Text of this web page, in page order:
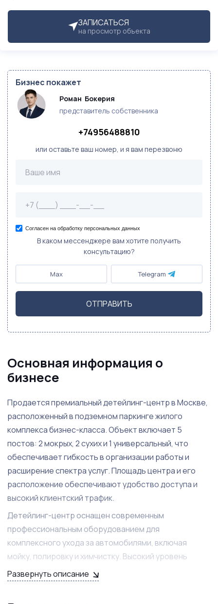
ЗАПИСАТЬСЯ
на просмотр объекта
Бизнес покажет
Роман  Бокерия
представитель собственника
+74956488810
или оставьте ваш номер, и я вам перезвоню
Согласен на обработку персональных данных
В каком мессенджере вам хотите получить
консультацию?
Max Telegram
ОТПРАВИТЬ
Основная информация о
бизнесе
Продается премиальный детейлинг-центр в Москве,
расположенный в подземном паркинге жилого
комплекса бизнес-класса. Объект включает 5
постов: 2 мокрых, 2 сухих и 1 универсальный, что
обеспечивает гибкость в организации работы и
расширение спектра услуг. Площадь центра и его
расположение обеспечивают удобство доступа и
высокий клиентский трафик.
Детейлинг-центр оснащен современным
профессиональным оборудованием для
комплексного ухода за автомобилями, включая
мойку, полировку и химчистку. Высокий уровень
сервиса и локация в бизнес-классе привлекают
платежеспособную аудиторию. Центр работает с
Развернуть описание